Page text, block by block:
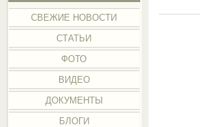
СВЕЖИЕ НОВОСТИ
СТАТЬИ
ФОТО
ВИДЕО
ДОКУМЕНТЫ
БЛОГИ